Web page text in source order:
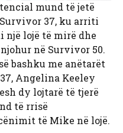
mund të jetë
37, ku arriti
një lojë të mirë dhe
në Survivor 50.
bashku me anëtarët
Angelina Keeley
dy lojtarë të tjerë
të rrisë
të Mike në lojë.